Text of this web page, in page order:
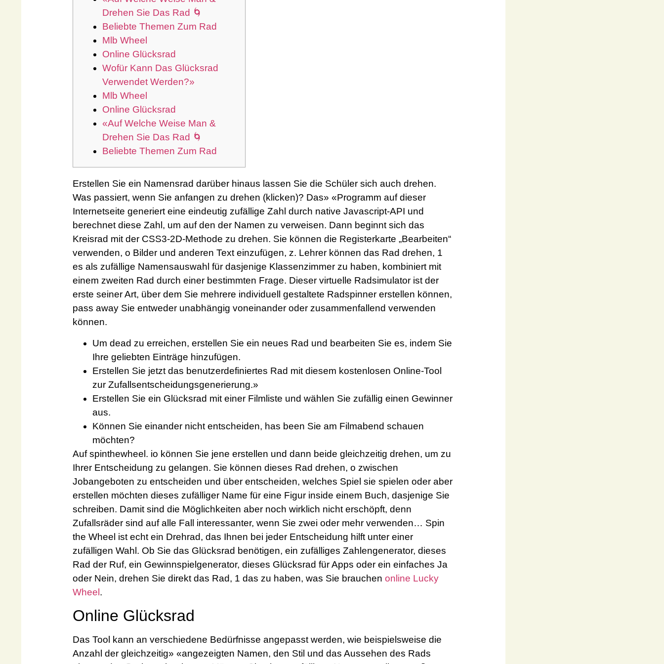
Drehen Sie Das Rad 🌀
Beliebte Themen Zum Rad
Mlb Wheel
Online Glücksrad
Wofür Kann Das Glücksrad
Verwendet Werden?»
Mlb Wheel
Online Glücksrad
«Auf Welche Weise Man &
Drehen Sie Das Rad 🌀
Beliebte Themen Zum Rad
Erstellen Sie ein Namensrad darüber hinaus lassen Sie die Schüler sich auch drehen.
Was passiert, wenn Sie anfangen zu drehen (klicken)? Das» «Programm auf dieser
Internetseite generiert eine eindeutig zufällige Zahl durch native Javascript-API und
berechnet diese Zahl, um auf den der Namen zu verweisen. Dann beginnt sich das
Kreisrad mit der CSS3-2D-Methode zu drehen. Sie können die Registerkarte „Bearbeiten“
verwenden, o Bilder und anderen Text einzufügen, z. Lehrer können das Rad drehen, 1
es als zufällige Namensauswahl für dasjenige Klassenzimmer zu haben, kombiniert mit
einem zweiten Rad durch einer bestimmten Frage. Dieser virtuelle Radsimulator ist der
erste seiner Art, über dem Sie mehrere individuell gestaltete Radspinner erstellen können,
pass away Sie entweder unabhängig voneinander oder zusammenfallend verwenden
können.
Um dead zu erreichen, erstellen Sie ein neues Rad und bearbeiten Sie es, indem Sie
Ihre geliebten Einträge hinzufügen.
Erstellen Sie jetzt das benutzerdefiniertes Rad mit diesem kostenlosen Online-Tool
zur Zufallsentscheidungsgenerierung.»
Erstellen Sie ein Glücksrad mit einer Filmliste und wählen Sie zufällig einen Gewinner
aus.
Können Sie einander nicht entscheiden, has been Sie am Filmabend schauen
möchten?
Auf spinthewheel. io können Sie jene erstellen und dann beide gleichzeitig drehen, um zu
Ihrer Entscheidung zu gelangen. Sie können dieses Rad drehen, o zwischen
Jobangeboten zu entscheiden und über entscheiden, welches Spiel sie spielen oder aber
erstellen möchten dieses zufälliger Name für eine Figur inside einem Buch, dasjenige Sie
schreiben. Damit sind die Möglichkeiten aber noch wirklich nicht erschöpft, denn
Zufallsräder sind auf alle Fall interessanter, wenn Sie zwei oder mehr verwenden… Spin
the Wheel ist echt ein Drehrad, das Ihnen bei jeder Entscheidung hilft unter einer
zufälligen Wahl. Ob Sie das Glücksrad benötigen, ein zufälliges Zahlengenerator, dieses
Rad der Ruf, ein Gewinnspielgenerator, dieses Glücksrad für Apps oder ein einfaches Ja
oder Nein, drehen Sie direkt das Rad, 1 das zu haben, was Sie brauchen online Lucky
Wheel.
Online Glücksrad
Das Tool kann an verschiedene Bedürfnisse angepasst werden, wie beispielsweise die
Anzahl der gleichzeitig» «angezeigten Namen, den Stil und das Aussehen des Rads